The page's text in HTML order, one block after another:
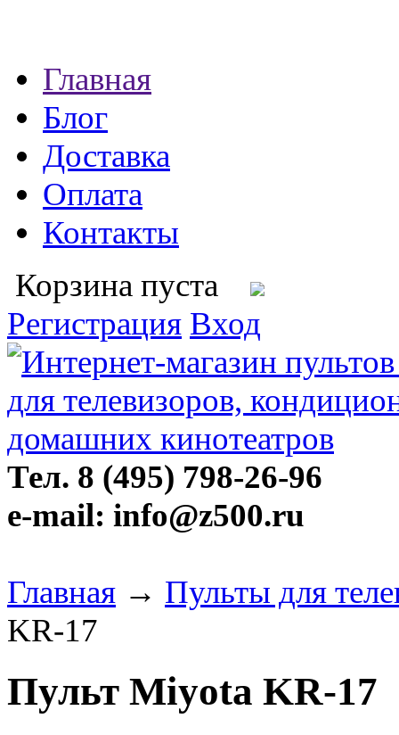
Главная
Блог
Доставка
Оплата
Контакты
Корзина пуста
Регистрация Вход
Тел. 8 (495) 798-26-96
e-mail: info@z500.ru
Главная → Пульты для
KR-17
Пульт Miyota KR-17